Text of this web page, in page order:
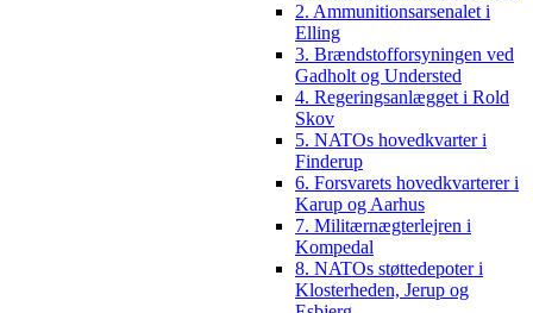
2. Ammunitionsarsenalet i
Elling
3. Brændstofforsyningen ved
Gadholt og Understed
4. Regeringsanlægget i Rold
Skov
5. NATOs hovedkvarter i
Finderup
6. Forsvarets hovedkvarterer i
Karup og Aarhus
7. Militærnægterlejren i
Kompedal
8. NATOs støttedepoter i
Klosterheden, Jerup og